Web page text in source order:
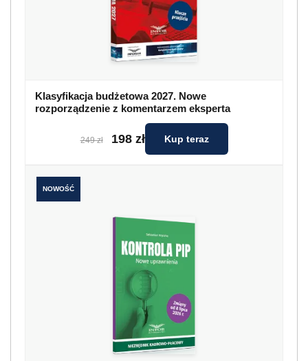
Klasyfikacja budżetowa 2027. Nowe
rozporządzenie z komentarzem eksperta
249 zł 198 zł Kup teraz
NOWOŚĆ